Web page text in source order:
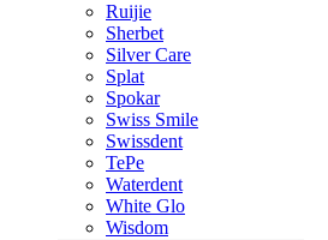
Ruijie
Sherbet
Silver Care
Splat
Spokar
Swiss Smile
Swissdent
TePe
Waterdent
White Glo
Wisdom